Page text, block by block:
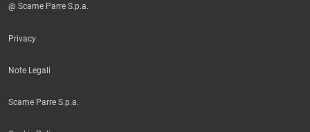
@ Scame Parre S.p.a.
Privacy
Note Legali
Scame Parre S.p.a.